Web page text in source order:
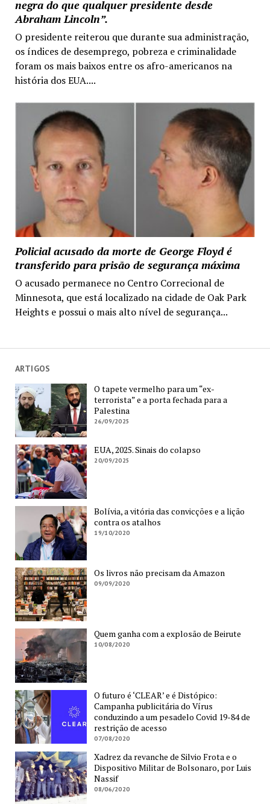
negra do que qualquer presidente desde
Abraham Lincoln”.
O presidente reiterou que durante sua administração,
os índices de desemprego, pobreza e criminalidade
foram os mais baixos entre os afro-americanos na
história dos EUA....
Policial acusado da morte de George Floyd é
transferido para prisão de segurança máxima
O acusado permanece no Centro Correcional de
Minnesota, que está localizado na cidade de Oak Park
Heights e possui o mais alto nível de segurança...
ARTIGOS
O tapete vermelho para um “ex-
terrorista” e a porta fechada para a
Palestina
26/09/2025
EUA, 2025. Sinais do colapso
20/09/2025
Bolívia, a vitória das convicções e a lição
contra os atalhos
19/10/2020
Os livros não precisam da Amazon
09/09/2020
Quem ganha com a explosão de Beirute
10/08/2020
O futuro é ‘CLEAR’ e é Distópico:
Campanha publicitária do Vírus
conduzindo a um pesadelo Covid 19-84 de
restrição de acesso
07/08/2020
Xadrez da revanche de Silvio Frota e o
Dispositivo Militar de Bolsonaro, por Luis
Nassif
08/06/2020